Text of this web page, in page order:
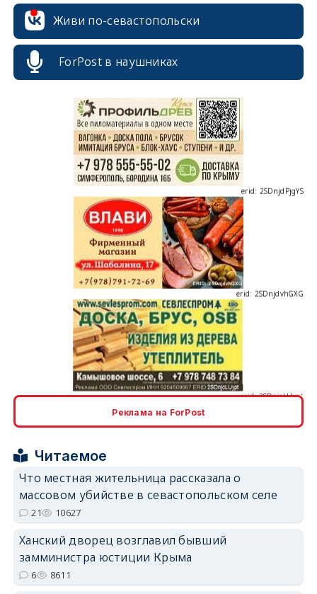
Живи по-севастопольски
ForPost в наушниках
erid: 2SDnjcrDNw6
erid: 2SDnjdPjgYS
erid: 2SDnjdvhGXG
Реклама на ForPost
Читаемое
Что местная жительница рассказала о
массовом убийстве в севастопольском селе
21 10627
Ханский дворец возглавил бывший
замминистра юстиции Крыма
6 8611